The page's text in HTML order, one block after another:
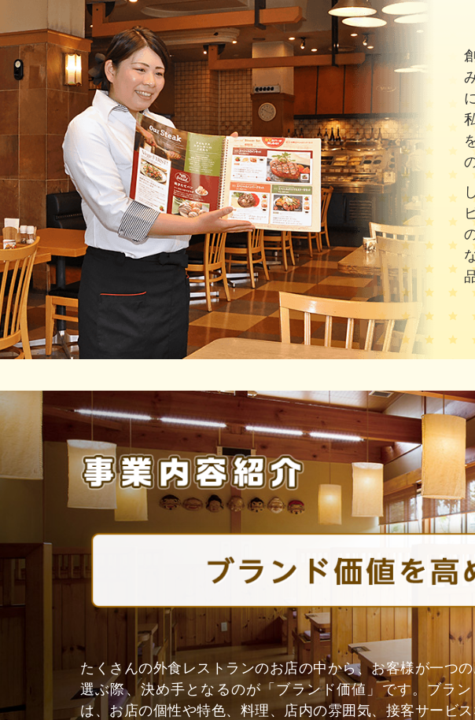
たくさんの外食レストランのお店の中から、お客様が一つ
選ぶ際、決め手となるのが「ブランド価値」です。ブラン
は、お店の個性や特色、料理、店内の雰囲気、接客サービ